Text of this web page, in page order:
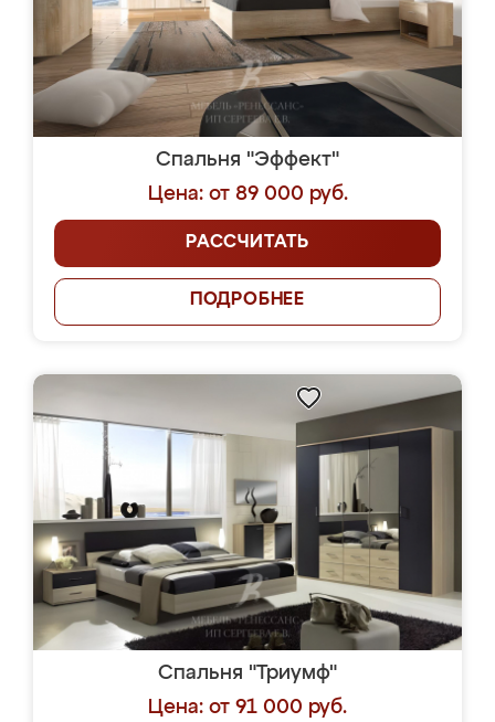
Спальня "Эффект"
Цена: от 89 000 руб.
РАССЧИТАТЬ
ПОДРОБНЕЕ
Спальня "Триумф"
Цена: от 91 000 руб.